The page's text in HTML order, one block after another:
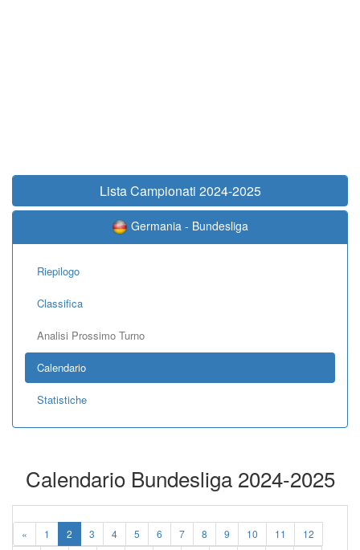
Lista Campionati 2024-2025
Germania - Bundesliga
Riepilogo
Classifica
Analisi Prossimo Turno
Calendario
Statistiche
Calendario Bundesliga 2024-2025
« 1 2 3 4 5 6 7 8 9 10 11
12